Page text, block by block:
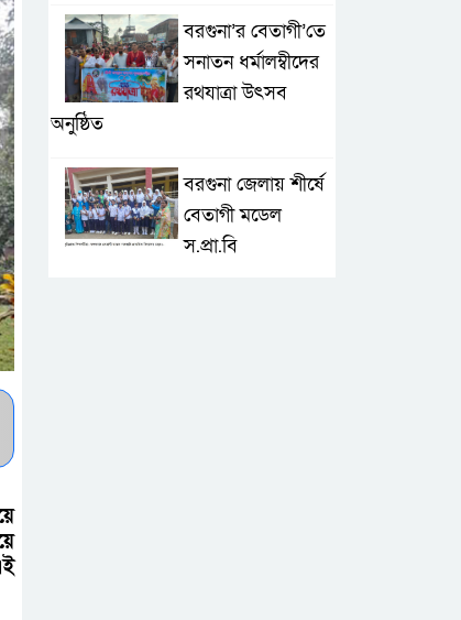
বরগুনা’র বেতাগী’তে
সনাতন ধর্মালম্বীদের
রথযাত্রা উৎসব
অনুষ্ঠিত
বরগুনা জেলায় শীর্ষে
বেতাগী মডেল
স.প্রা.বি